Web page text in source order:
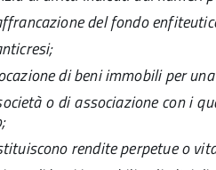
del fondo
di beni immobili per
o di associazione con i
rendite perpetue o